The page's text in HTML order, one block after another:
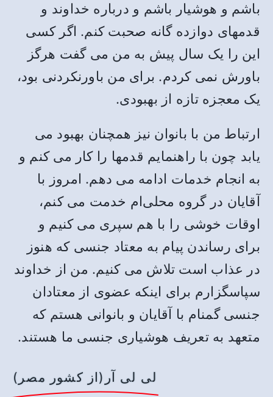
باشم و هوشیار باشم و درباره خداوند و
قدمهای دوازده گانه صحبت کنم. اگر کسی
این را یک سال پیش به من می گفت هرگز
باورش نمی کردم. برای من باورنکردنی بود،
یک معجزه تازه از بهبودی.
ارتباط من با بانوان نیز همچنان بهبود می
یابد چون با راهنمایم قدمها را کار می کنم و
به انجام خدمات ادامه می دهم. امروز با
آقایان در گروه محلی‌ام خدمت می کنم،
اوقات خوشی را با هم سپری می کنیم و
برای رساندن پیام به معتاد جنسی که هنوز
در عذاب است تلاش می کنیم. من از خداوند
سپاسگزارم برای اینکه عضوی از معتادان
جنسی گمنام با آقایان و بانوانی هستم که
متعهد به تعریف هوشیاری جنسی ما هستند.
لی لی آر(از کشور مصر)